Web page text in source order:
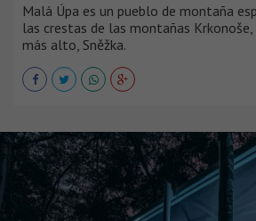
Malá Úpa es un pueblo de montaña
las crestas de las montañas
más alto, Sněžka.